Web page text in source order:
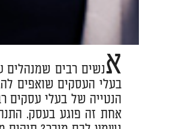
אנשים רבים
בעלי העסקים שואפים
הנטייה של בעלי עסקים
אחת זה פוגע בעסק.